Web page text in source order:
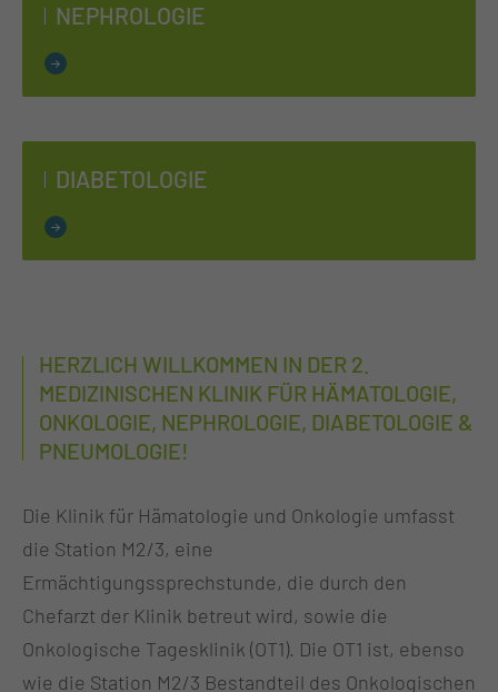
NE­PHROLO­GIE
DIA­BE­TO­LO­GIE
HERZLICH WILLKOMMEN IN DER 2.
MEDIZINISCHEN KLINIK FÜR HÄMATOLOGIE,
ONKOLOGIE, NEPHROLOGIE, DIABETOLOGIE &
PNEUMOLOGIE!
Die Klinik für Hämatologie und Onkologie umfasst
die Station M2/3, eine
Ermächtigungssprechstunde, die durch den
Chefarzt der Klinik betreut wird, sowie die
Onkologische Tagesklinik (OT1). Die OT1 ist, ebenso
wie die Station M2/3 Bestandteil des Onkologischen